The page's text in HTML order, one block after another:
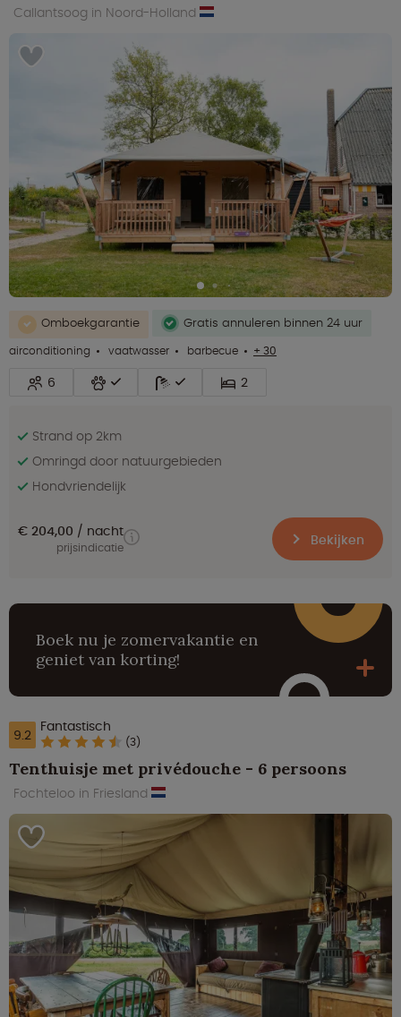
Callantsoog in Noord-Holland
Omboekgarantie
Gratis annuleren binnen 24 uur
airconditioning
vaatwasser barbecue + 30
6 2
Strand op 2km
Omringd door natuurgebieden
Hondvriendelijk
€ 204,00 nacht
prijsindicatie Bekijken
Boek nu je zomervakantie en
geniet van korting!
9.2 Fantastisch
(3)
Tenthuisje met privédouche - 6 persoons
Fochteloo in Friesland